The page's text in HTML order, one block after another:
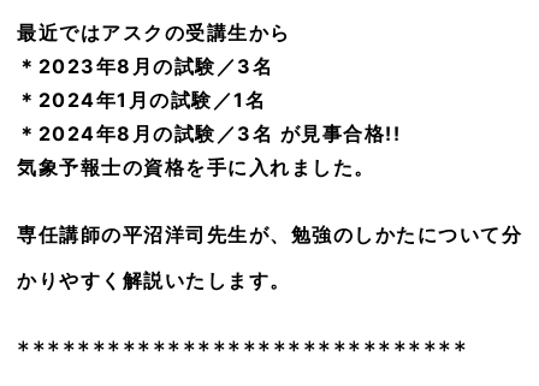
最近ではアスクの受講生から
＊2023年8月の試験／3名
＊2024年1月の試験／1名
＊2024年8月の試験／3名 が見事合格!!
気象予報士の資格を手に入れました。
専任講師の平沼洋司先生が、勉強のしかたについて分
かりやすく解説いたします。
******************************